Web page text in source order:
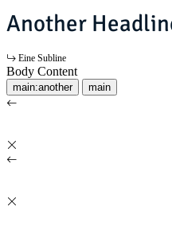
Another
Eine Subline
Body Content
main:another main